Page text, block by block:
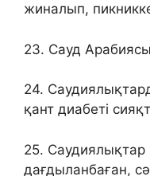
жиналып,
23. Сауд
24.
қант диабеті
25. Саудиялықтар
дағдыланбаған,